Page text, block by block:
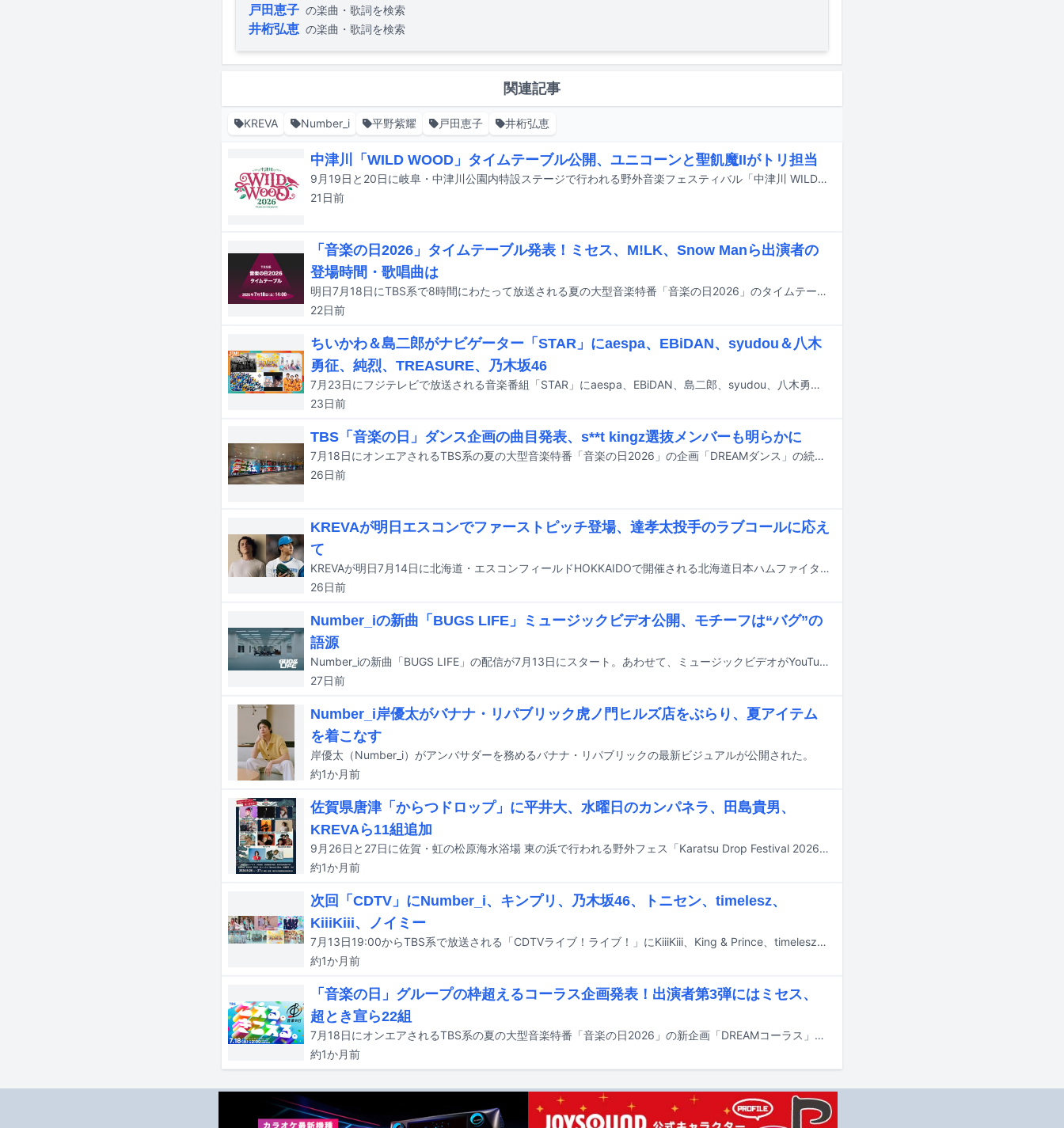
戸田恵子 の楽曲・歌詞を検索
井桁弘恵 の楽曲・歌詞を検索
関連記事
KREVA Number_i 平野紫耀 戸田恵子 井桁弘恵
中津川「WILD WOOD」タイムテーブル公開、ユニコーンと聖飢魔IIがトリ担当
9月19日と20日に岐阜・中津川公園内特設ステージで行われる野外音楽フェスティバル「中津川 WILD WOOD 2026」のタイムテーブルが公開された。
21日前
「音楽の日2026」タイムテーブル発表！ミセス、M!LK、Snow Manら出演者の
登場時間・歌唱曲は
明日7月18日にTBS系で8時間にわたって放送される夏の大型音楽特番「音楽の日2026」のタイムテーブルが発表された。
22日前
ちいかわ＆島二郎がナビゲーター「STAR」にaespa、EBiDAN、syudou＆八木
勇征、純烈、TREASURE、乃木坂46
7月23日にフジテレビで放送される音楽番組「STAR」にaespa、EBiDAN、島二郎、syudou、八木勇征、純烈、ちいかわ、TREASURE、乃木坂46が出演する。
23日前
TBS「音楽の日」ダンス企画の曲目発表、s**t kingz選抜メンバーも明らかに
7月18日にオンエアされるTBS系の夏の大型音楽特番「音楽の日2026」の企画「DREAMダンス」の続報が明らかに。番組の出演アーティスト第4弾やそのほかの企画詳細も発表された。
26日前
KREVAが明日エスコンでファーストピッチ登場、達孝太投手のラブコールに応え
て
KREVAが明日7月14日に北海道・エスコンフィールドHOKKAIDOで開催される北海道日本ハムファイターズ対福岡ソフトバンクホークスのファーストピッチおよび試合後のスペシャルライブ「AFTER GAME」に登場する。
26日前
Number_iの新曲「BUGS LIFE」ミュージックビデオ公開、モチーフは“バグ”の
語源
Number_iの新曲「BUGS LIFE」の配信が7月13日にスタート。あわせて、ミュージックビデオがYouTubeで公開された。
27日前
Number_i岸優太がバナナ・リパブリック虎ノ門ヒルズ店をぶらり、夏アイテム
を着こなす
岸優太（Number_i）がアンバサダーを務めるバナナ・リパブリックの最新ビジュアルが公開された。
約1か月前
佐賀県唐津「からつドロップ」に平井大、水曜日のカンパネラ、田島貴男、
KREVAら11組追加
9月26日と27日に佐賀・虹の松原海水浴場 東の浜で行われる野外フェス「Karatsu Drop Festival 2026」の出演アーティスト第3弾が発表された。
約1か月前
次回「CDTV」にNumber_i、キンプリ、乃木坂46、トニセン、timelesz、
KiiiKiii、ノイミー
7月13日19:00からTBS系で放送される「CDTVライブ！ライブ！」にKiiiKiii、King & Prince、timelesz、20th Century、Number_i、乃木坂46、≠MEが出演する。
約1か月前
「音楽の日」グループの枠超えるコーラス企画発表！出演者第3弾にはミセス、
超とき宣ら22組
7月18日にオンエアされるTBS系の夏の大型音楽特番「音楽の日2026」の新企画「DREAMコーラス」の詳細と、出演アーティスト第3弾が発表された。
約1か月前